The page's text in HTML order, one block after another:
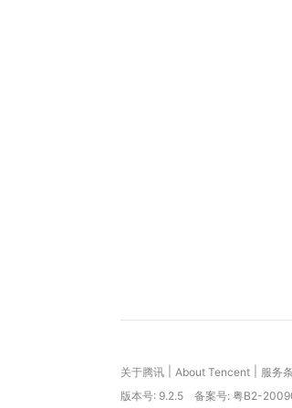
关于腾讯 About Tencent 服务
版本号: 9.2.5 备案号: 粤B2-